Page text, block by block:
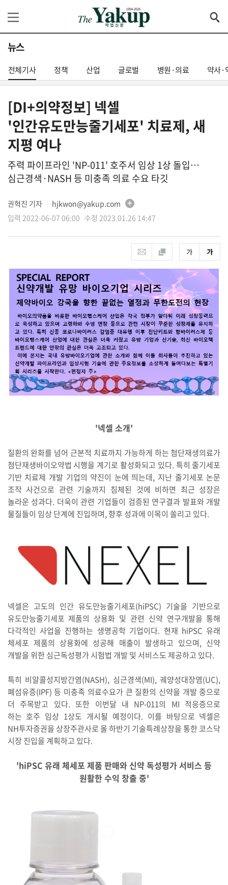
뉴스
전체기사 정책 산업 글로벌 병원·의료 약사·
[DI+의약정보] 넥셀
'인간유도만능줄기세포' 치료제, 새
지평 여나
주력 파이프라인 'NP-011' 호주서 임상 1상 돌입…
심근경색·NASH 등 미충족 의료 수요 타깃
권혁진 기자
hjkwon@yakup.com
입력 2022-06-07 06:00 수정 2023.01.26 14:47
'넥셀 소개'
질환의 완화를 넘어 근본적 치료까지 가능하게 하는 첨단재생의료가
첨단재생바이오약법 시행을 계기로 활성화되고 있다. 특히 줄기세포
기반 치료제 개발 기업의 약진이 눈에 띄는데, 지난 줄기세포 논문
조작 사건으로 관련 기술까지 침체된 것에 비하면 최근 성장은
놀라운 성과다. 더욱이 관련 기업들이 검증된 연구결과 발표와 개발
물질들이 임상 단계에 진입하며, 향후 성과에 이목이 쏠리고 있다.
넥셀은 고도의 인간 유도만능줄기세포(hiPSC) 기술을 기반으로
유도만능줄기세포 제품의 상용화 및 관련 신약 연구개발을 통해
다각적인 사업을 진행하는 생명공학 기업이다. 현재 hiPSC 유래
체세포 제품의 상용화에 성공해 매출이 발생하고 있으며, 신약
개발을 위한 심근독성평가 시험법 개발 및 서비스도 제공하고 있다.
특히 비알콜성지방간염(NASH), 심근경색(MI), 궤양성대장염(UC),
폐섬유증(IPF) 등 미충족 의료수요가 큰 질환의 신약을 개발 중으로
더 주목받고 있다. 또한 이번달 내 NP-011의 MI 적응증으로
하는 호주 임상 1상도 개시될 예정이다. 이를 바탕으로 넥셀은
NH투자증권을 상장주관사로 올 하반기 기술특례상장을 통한 코스닥
시장 진입을 계획하고 있다.
'hiPSC 유래 체세포 제품 판매와 신약 독성평가 서비스 등
원활한 수익 창출 중'